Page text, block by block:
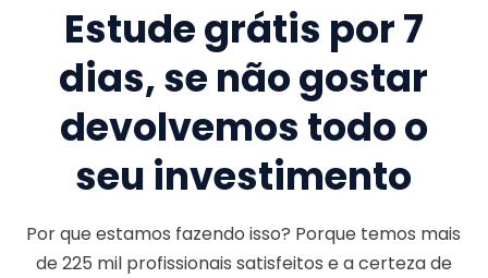
Estude grátis por 7
dias, se não gostar
devolvemos todo o
seu investimento
Por que estamos fazendo isso? Porque temos mais
de225 milprofissionais satisfeitos e a certeza de